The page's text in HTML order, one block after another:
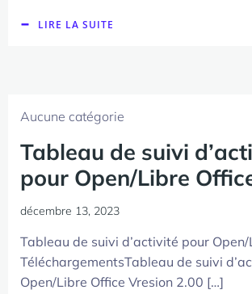
LIRE LA SUITE
Aucune catégorie
Tableau de suivi
pour Open/Libre
décembre 13, 2023
Tableau de suivi d’activité pour
TéléchargementsTableau de suivi
Open/Libre Office Vresion 2.00 […]